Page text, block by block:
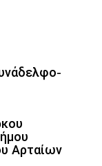
Αρταίων